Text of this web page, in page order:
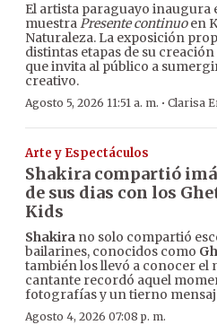
El artista paraguayo inaugura
muestraPresente continuoen
Naturaleza. La exposición
distintas etapas de su
que invita al público a
creativo.
Agosto 5, 2026 11:51 a. m. · Clarisa
Arte y Espectáculos
Shakira compartió
de sus dias con los
Kids
Shakira no solo compartió
bailarines, conocidos como
también los llevó a conocer el
cantante recordó aquel
fotografías y un tierno
Agosto 4, 2026 07:08 p. m.